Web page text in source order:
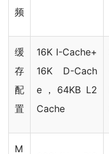
频
缓
存
配
置
16K I-Cache+
16K D-Cach
e，64KB L2
Cache
M